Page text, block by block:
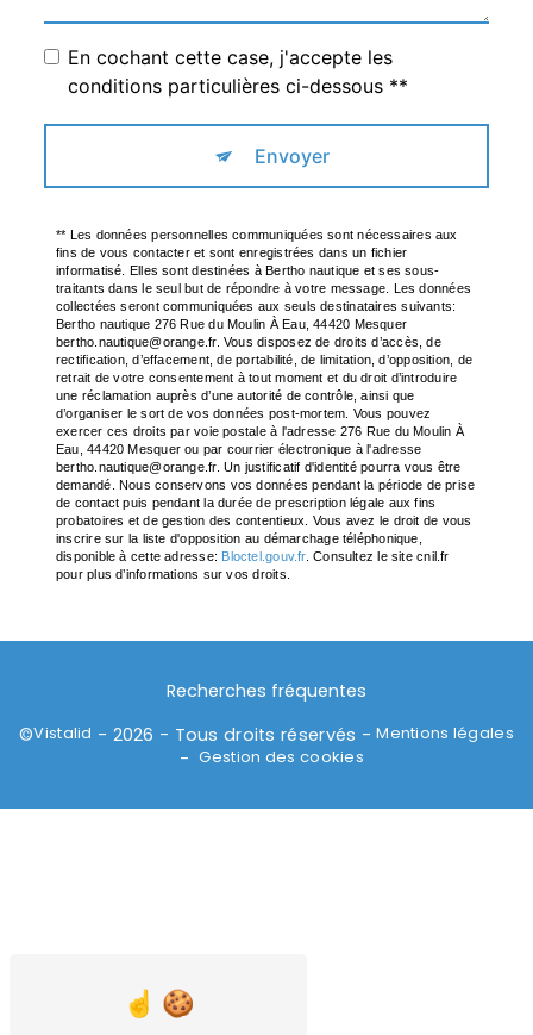
En cochant cette case, j'accepte les
conditions particulières ci-dessous **
Envoyer
** Les données personnelles communiquées sont nécessaires aux
fins de vous contacter et sont enregistrées dans un fichier
informatisé. Elles sont destinées à Bertho nautique et ses sous-
traitants dans le seul but de répondre à votre message. Les données
collectées seront communiquées aux seuls destinataires suivants:
Bertho nautique 276 Rue du Moulin À Eau, 44420 Mesquer
bertho.nautique@orange.fr. Vous disposez de droits d’accès, de
rectification, d’effacement, de portabilité, de limitation, d’opposition, de
retrait de votre consentement à tout moment et du droit d’introduire
une réclamation auprès d’une autorité de contrôle, ainsi que
d’organiser le sort de vos données post-mortem. Vous pouvez
exercer ces droits par voie postale à l'adresse 276 Rue du Moulin À
Eau, 44420 Mesquer ou par courrier électronique à l'adresse
bertho.nautique@orange.fr. Un justificatif d'identité pourra vous être
demandé. Nous conservons vos données pendant la période de prise
de contact puis pendant la durée de prescription légale aux fins
probatoires et de gestion des contentieux. Vous avez le droit de vous
inscrire sur la liste d'opposition au démarchage téléphonique,
disponible à cette adresse:
Bloctel.gouv.fr. Consultez le site cnil.fr
pour plus d’informations sur vos droits.
Recherches fréquentes
©Vistalid - 2026 - Tous droits réservés -Mentions légales
-Gestion des cookies